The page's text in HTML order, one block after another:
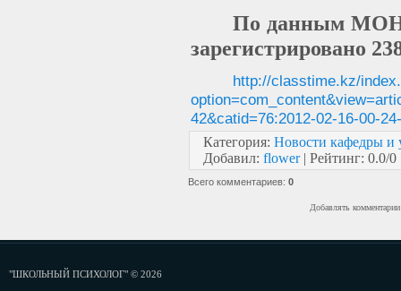
По данным МОН
зарегистрировано
http://classtime.kz/
42&catid=76:2012-02-16-00-
Категория: Новости кафедры и
Добавил: flower| Рейтинг: 0.0/0
Всего комментариев: 0
Добавлять
"ШКОЛЬНЫЙ ПСИХОЛОГ" © 2026